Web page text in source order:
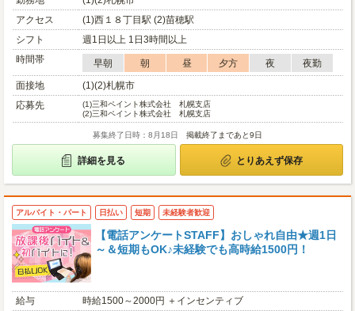
アクセス
(1)西１８丁目駅 (2)苗穂駅
シフト
週1日以上 1日3時間以上
時間帯
早朝 朝 昼 夕方 夜
夜勤
面接地
(1)(2)札幌市
応募先
(1)三和ペイント株式会社 札幌支店
(2)三和ペイント株式会社 札幌支店
募集終了日時：8月18日 掲載終了まであと9日
詳細を見る とりあえず保存
アルバイト・パート 日払い 短期 未経験者歓迎
【電話アンケートSTAFF】おしゃれ自由★週1日
～＆短期もOK♪未経験でも高時給1500円！
給与
時給1500～2000円 ＋インセンティブ